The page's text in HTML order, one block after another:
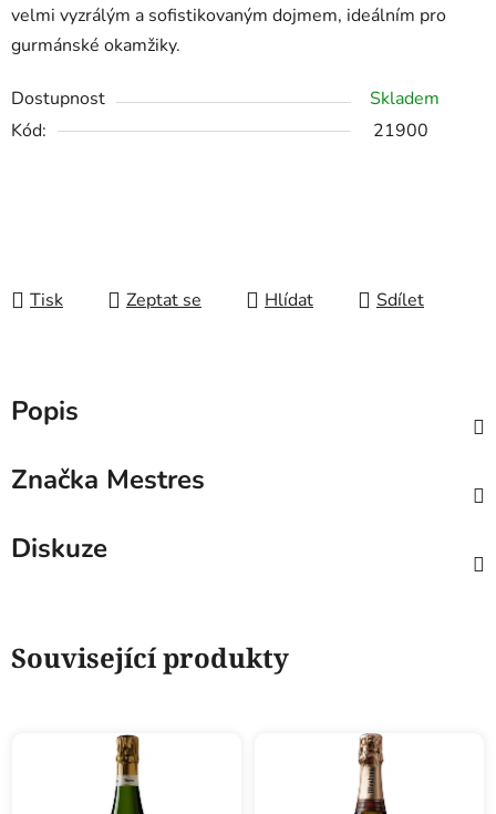
velmi vyzrálým a sofistikovaným dojmem, ideálním pro
gurmánské okamžiky.
Dostupnost
Skladem
Kód:
21900
Tisk Zeptat se Hlídat Sdílet
Popis
Značka Mestres
Diskuze
Související produkty